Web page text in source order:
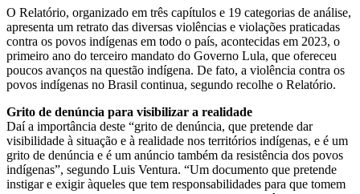
O Relatório, organizado em três capítulos e 19 categorias de análise,
apresenta um retrato das diversas violências e violações praticadas
contra os povos indígenas em todo o país, acontecidas em 2023, o
primeiro ano do terceiro mandato do Governo Lula, que ofereceu
poucos avanços na questão indígena. De fato, a violência contra os
povos indígenas no Brasil continua, segundo recolhe o Relatório.
Grito de denúncia para visibilizar a realidade
Daí a importância deste “grito de denúncia, que pretende dar
visibilidade à situação e à realidade nos territórios indígenas, e é um
grito de denúncia e é um anúncio também da resistência dos povos
indígenas”, segundo Luis Ventura. “Um documento que pretende
instigar e exigir àqueles que tem responsabilidades para que tomem